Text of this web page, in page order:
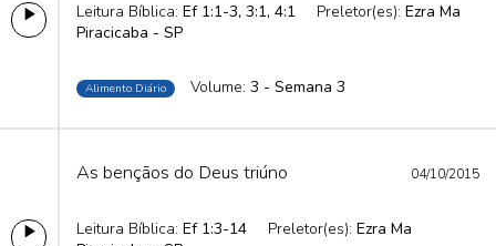
Leitura Bíblica: Ef 1:1-3, 3:1, 4:1 Preletor(es): Ezra Ma
Piracicaba - SP
Alimento Diário Volume: 3 - Semana 3
As bençãos do Deus triúno 04/10/2015
Leitura Bíblica: Ef 1:3-14 Preletor(es): Ezra Ma